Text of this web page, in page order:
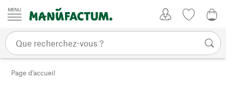
Passer au contenu
Page d'accueil